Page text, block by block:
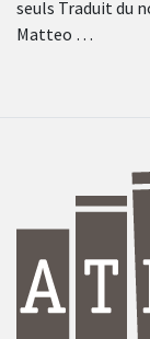
seuls Traduit du
Matteo …